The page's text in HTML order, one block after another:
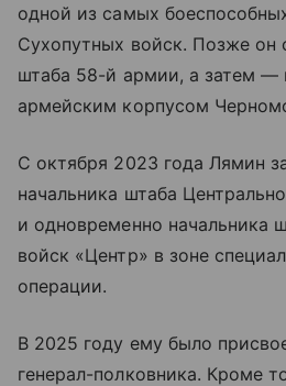
одной из самых
Сухопутных войск. Позже он
штаба 58-й армии, а затем
армейским корпусом
С октября 2023 года Лямин
начальника штаба
и одновременно начальника
войск «Центр» в зоне
операции.
В 2025 году ему было
генерал-полковника. Кроме